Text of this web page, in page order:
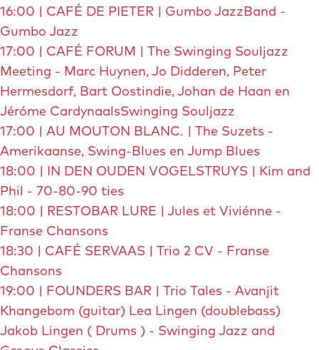
16:00 | CAFÉ DE PIETER | Gumbo JazzBand -
Gumbo Jazz
17:00 | CAFÉ FORUM | The Swinging Souljazz
Meeting - Marc Huynen, Jo Didderen, Peter
Hermesdorf, Bart Oostindie, Johan de Haan en
Jéróme CardynaalsSwinging Souljazz
17:00 | AU MOUTON BLANC. | The Suzets -
Amerikaanse, Swing-Blues en Jump Blues
18:00 | IN DEN OUDEN VOGELSTRUYS | Kim and
Phil - 70-80-90 ties
18:00 | RESTOBAR LURE | Jules et Viviénne -
Franse Chansons
18:30 | CAFÉ SERVAAS | Trio 2 CV - Franse
Chansons
19:00 | FOUNDERS BAR | Trio Tales - Avanjit
Khangebom (guitar) Lea Lingen (doublebass)
Jakob Lingen ( Drums ) - Swinging Jazz and